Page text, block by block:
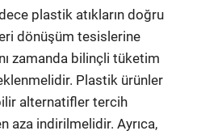
plastik atıkların doğru
dönüşüm tesislerine
zamanda bilinçli tüketim
Plastik ürünler
alternatifler tercih
aza indirilmelidir. Ayrıca,